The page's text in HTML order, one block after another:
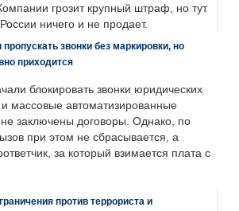
грозит крупный штраф, но тут
ничего и не продает.
звонки без маркировки, но
приходится
блокировать звонки юридических
массовые автоматизированные
заключены договоры. Однако, по
при этом не сбрасывается, а
за который взимается плата с
против террориста и